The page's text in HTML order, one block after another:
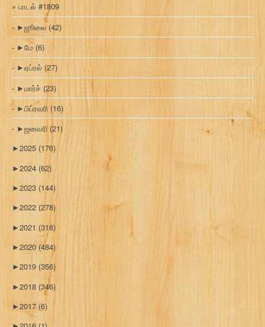
பாடல் #1809
►ஜூலை (42)
►மே (6)
►ஏப்ரல் (27)
►மார்ச் (23)
►பிப்ரவரி (16)
►ஜனவரி (21)
►2025 (176)
►2024 (62)
►2023 (144)
►2022 (278)
►2021 (318)
►2020 (484)
►2019 (356)
►2018 (346)
►2017 (6)